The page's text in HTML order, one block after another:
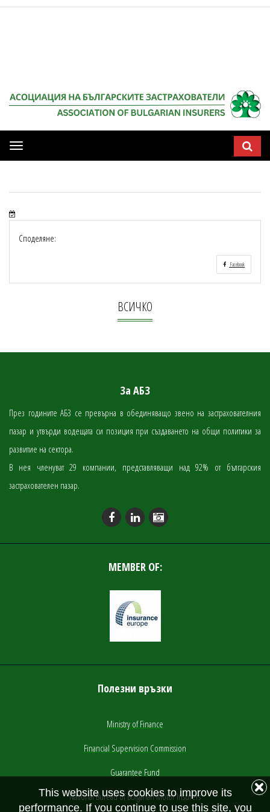
Мобилна
навигация
Споделяне:
Facebook
ВСИЧКО
За АБЗ
През годините АБЗ се превърна в обединяващо звено на застрахователния
пазар и утвърди водещата си позиция при създаването на общи политики за
развитие на сектора.
В нея членуват 29 компании, представляващи над 92% от българския
застрахователен пазар.
MEMBER OF:
Полезни връзки
Ministry of Finance
Financial Supervision Commission
Guarantee Fund
National Bureau of Bulgarian Motor Insurers
This website uses cookies to improve its
performance. If you continue to use this site, you